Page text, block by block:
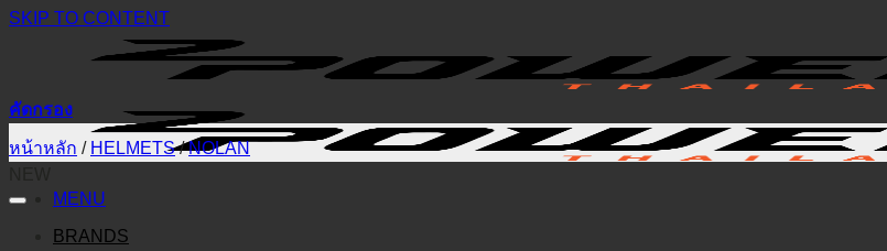
SKIP TO CONTENT
MENU
BRANDS
คัดกรอง
หน้าหลัก / HELMETS / NOLAN